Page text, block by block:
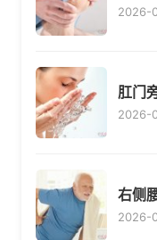
2026-
肛门
2026-
右侧
2026-